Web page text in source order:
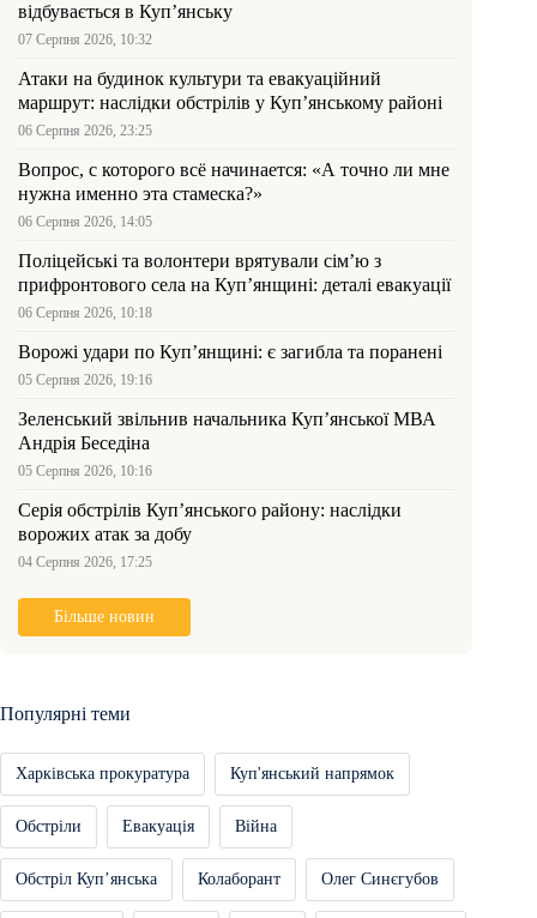
відбувається в Куп’янську
07 Серпня 2026, 10:32
Атаки на будинок культури та евакуаційний
маршрут: наслідки обстрілів у Куп’янському районі
06 Серпня 2026, 23:25
Вопрос, с которого всё начинается: «А точно ли мне
нужна именно эта стамеска?»
06 Серпня 2026, 14:05
Поліцейські та волонтери врятували сім’ю з
прифронтового села на Куп’янщині: деталі евакуації
06 Серпня 2026, 10:18
Ворожі удари по Куп’янщині: є загибла та поранені
05 Серпня 2026, 19:16
Зеленський звільнив начальника Купʼянської МВА
Андрія Беседіна
05 Серпня 2026, 10:16
Серія обстрілів Куп’янського району: наслідки
ворожих атак за добу
04 Серпня 2026, 17:25
Більше новин
Популярні теми
Харківська прокуратура Куп'янський напрямок
Обстріли Евакуація Війна
Обстріл Купʼянська Колаборант Олег Синєгубов